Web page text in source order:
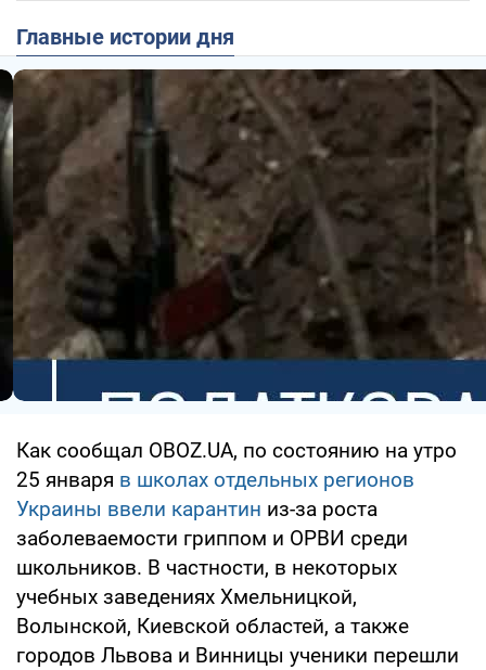
Главные истории дня
Как сообщал OBOZ.UA, по состоянию на утро
25 января в школах отдельных регионов
Украины ввели карантин из-за роста
заболеваемости гриппом и ОРВИ среди
школьников. В частности, в некоторых
учебных заведениях Хмельницкой,
Волынской, Киевской областей, а также
городов Львова и Винницы ученики перешли